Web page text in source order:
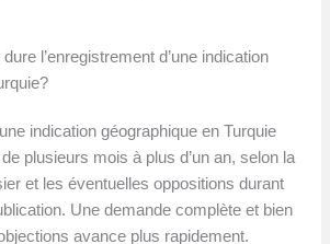
l’enregistrement d’une indication
indication géographique en Turquie
plusieurs mois à plus d’un an, selon la
et les éventuelles oppositions durant
Une demande complète et bien
avance plus rapidement.